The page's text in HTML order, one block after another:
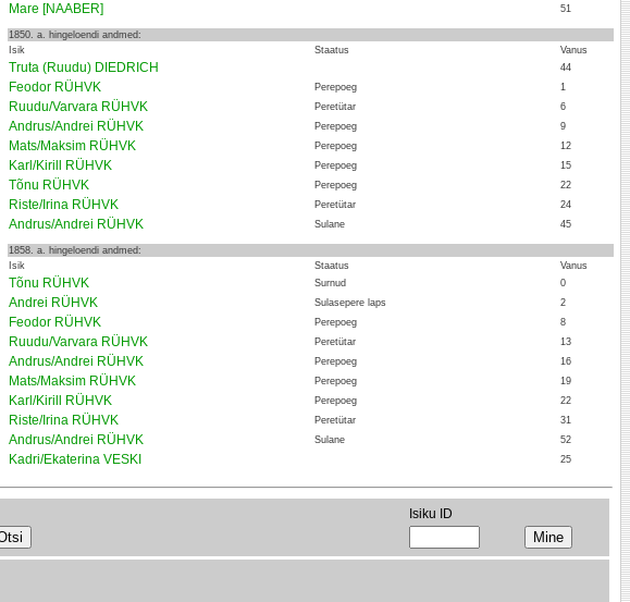
Mare [NAABER] 51
1850. a. hingeloendi andmed:
Isik
Staatus Vanus
Truta (Ruudu) DIEDRICH 44
Feodor RÜHVK Perepoeg 1
Ruudu/Varvara RÜHVK Peretütar 6
Andrus/Andrei RÜHVK Perepoeg 9
Mats/Maksim RÜHVK Perepoeg 12
Karl/Kirill RÜHVK Perepoeg 15
Tõnu RÜHVK Perepoeg 22
Riste/Irina RÜHVK Peretütar 24
Andrus/Andrei RÜHVK Sulane 45
1858. a. hingeloendi andmed:
Isik
Staatus Vanus
Tõnu RÜHVK Surnud 0
Andrei RÜHVK Sulasepere laps 2
Feodor RÜHVK Perepoeg 8
Ruudu/Varvara RÜHVK Peretütar 13
Andrus/Andrei RÜHVK Perepoeg 16
Mats/Maksim RÜHVK Perepoeg 19
Karl/Kirill RÜHVK Perepoeg 22
Riste/Irina RÜHVK Peretütar 31
Andrus/Andrei RÜHVK Sulane 52
Kadri/Ekaterina VESKI 25
Isiku ID